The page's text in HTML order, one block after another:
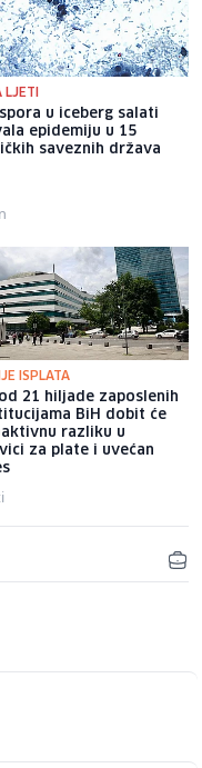
LJETI
u iceberg salati
epidemiju u 15
saveznih država
ISPLATA
21 hiljade zaposlenih
BiH dobit će
razliku u
za plate i uvećan